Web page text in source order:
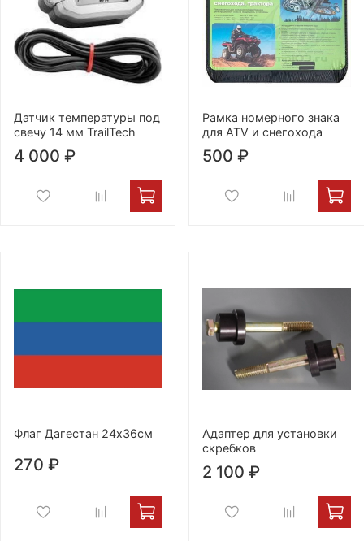
Датчик температуры под
свечу 14 мм TrailTech
4 000 ₽
Рамка номерного знака
для ATV и снегохода
500 ₽
Флаг Дагестан 24х36см
270 ₽
Адаптер для установки
скребков
2 100 ₽